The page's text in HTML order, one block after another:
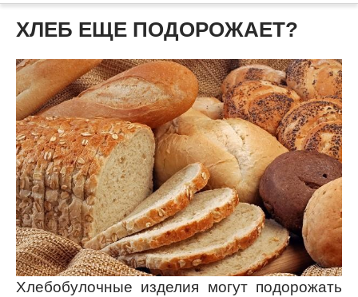
ХЛЕБ ЕЩЕ ПОДОРОЖАЕТ?
Хлебобулочные изделия могут подорожать